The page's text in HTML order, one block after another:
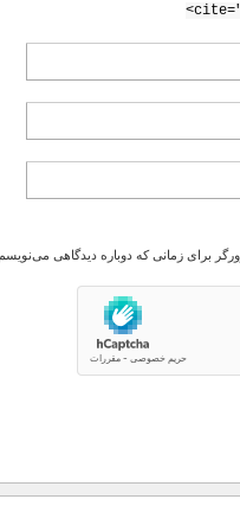
برای زمانی که دوباره دیدگاهی